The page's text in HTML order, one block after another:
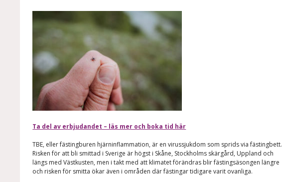
Ta del av erbjudandet – läs mer och boka tid här
TBE, eller fästingburen hjärninflammation, är en virussjukdom som sprids via fästingbett.
Risken för att bli smittad i Sverige är högst i Skåne, Stockholms skärgård, Uppland och
längs med Västkusten, men i takt med att klimatet förändras blir fästingsäsongen längre
och risken för smitta ökar även i områden där fästingar tidigare varit ovanliga.